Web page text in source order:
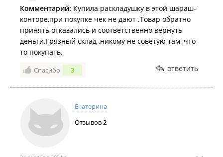
Комментарий: Купила раскладушку в этой шараш-
конторе,при покупке чек не дают .Товар обратно
принять отказались и соответственно вернуть
деньги.Грязный склад ,никому не советую там ,что-
то покупать.
Спасибо 3 ответить
Екатерина
Отзывов2